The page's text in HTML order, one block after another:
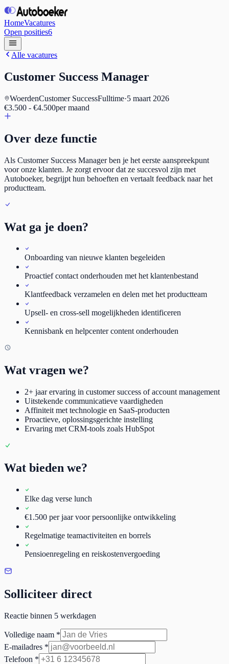
HomeVacatures
Open posities6
Alle vacatures
Customer Success Manager
WoerdenCustomer SuccessFulltime·5 maart 2026
€3.500 - €4.500per maand
Over deze functie
Als Customer Success Manager ben je het eerste aanspreekpunt
voor onze klanten. Je zorgt ervoor dat ze succesvol zijn met
Autoboeker, begrijpt hun behoeften en vertaalt feedback naar het
productteam.
Wat ga je doen?
Onboarding van nieuwe klanten begeleiden
Proactief contact onderhouden met het klantenbestand
Klantfeedback verzamelen en delen met het productteam
Upsell- en cross-sell mogelijkheden identificeren
Kennisbank en helpcenter content onderhouden
Wat vragen we?
2+ jaar ervaring in customer success of account management
Uitstekende communicatieve vaardigheden
Affiniteit met technologie en SaaS-producten
Proactieve, oplossingsgerichte instelling
Ervaring met CRM-tools zoals HubSpot
Wat bieden we?
Elke dag verse lunch
€1.500 per jaar voor persoonlijke ontwikkeling
Regelmatige teamactiviteiten en borrels
Pensioenregeling en reiskostenvergoeding
Solliciteer direct
Reactie binnen 5 werkdagen
Volledige naam *
E-mailadres *
Telefoon *